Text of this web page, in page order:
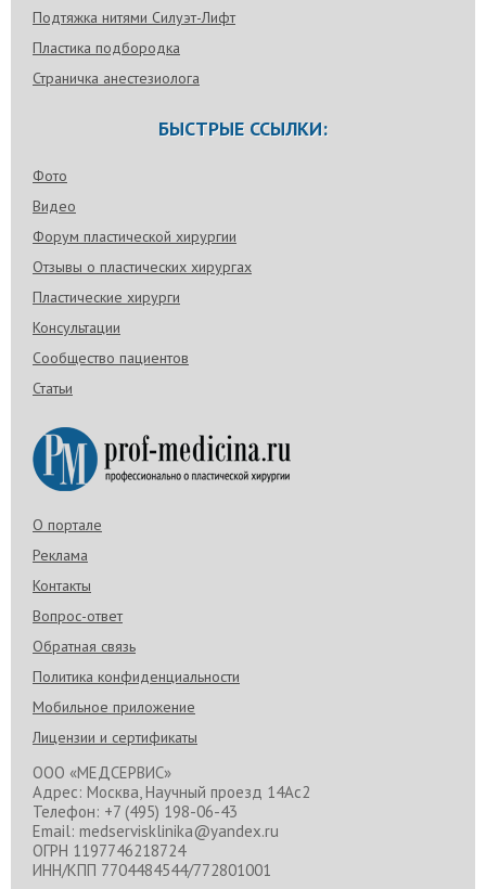
Подтяжка нитями Силуэт-Лифт
Пластика подбородка
Страничка анестезиолога
БЫСТРЫЕ ССЫЛКИ:
Фото
Видео
Форум пластической хирургии
Отзывы о пластических хирургах
Пластические хирурги
Консультации
Сообщество пациентов
Статьи
О портале
Реклама
Контакты
Вопрос-ответ
Обратная связь
Политика конфиденциальности
Мобильное приложение
Лицензии и сертификаты
ООО «МЕДСЕРВИС»
Адрес: Москва, Научный проезд 14Ас2
Телефон: +7 (495) 198-06-43
Email: medservisklinika@yandex.ru
ОГРН 1197746218724
ИНН/КПП 7704484544/772801001